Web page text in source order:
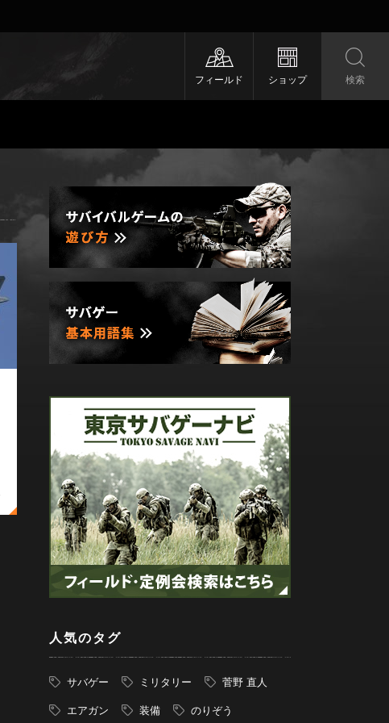
フィールド ショップ 検索
人気のタグ
サバゲー ミリタリー 菅野 直人
エアガン 装備 のりぞう